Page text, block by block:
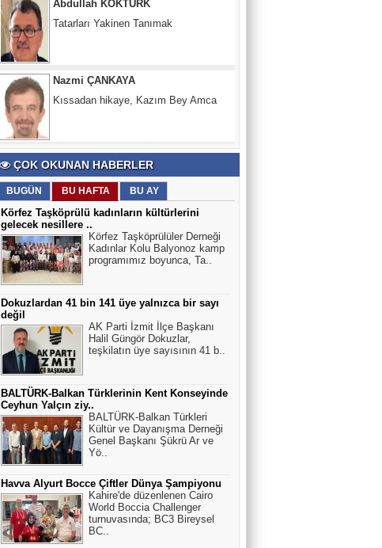
Kıssadan hikaye, Kazım Bey Amca
Başiskelede Özlü'nün Tarih Yolu Projesi
ÇOK OKUNAN HABERLER
BUGÜN BU HAFTA BU AY
Körfez Taşköprülü kadınların kültürlerini
gelecek nesillere ..
Körfez Taşköprülüler Derneği
Kadınlar Kolu Balyonoz kamp
programımız boyunca, Ta..
Dokuzlardan 41 bin 141 üye yalnızca bir sayı
değil
AK Parti İzmit İlçe Başkanı
Halil Güngör Dokuzlar,
teşkilatın üye sayısının 41 b..
BALTÜRK-Balkan Türklerinin Kent Konseyinde
Ceyhun Yalçın ziy..
BALTÜRK-Balkan Türkleri
Kültür ve Dayanışma Derneği
Genel Başkanı Şükrü Ar ve
Yö..
Havva Alyurt Bocce Çiftler Dünya Şampiyonu
Kahire'de düzenlenen Cairo
World Boccia Challenger
turnuvasında; BC3 Bireysel
BC..